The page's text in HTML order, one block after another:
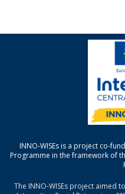
INNO-WISEs is a project co-
Programme in the framework of
The INNO-WISEs project aimed